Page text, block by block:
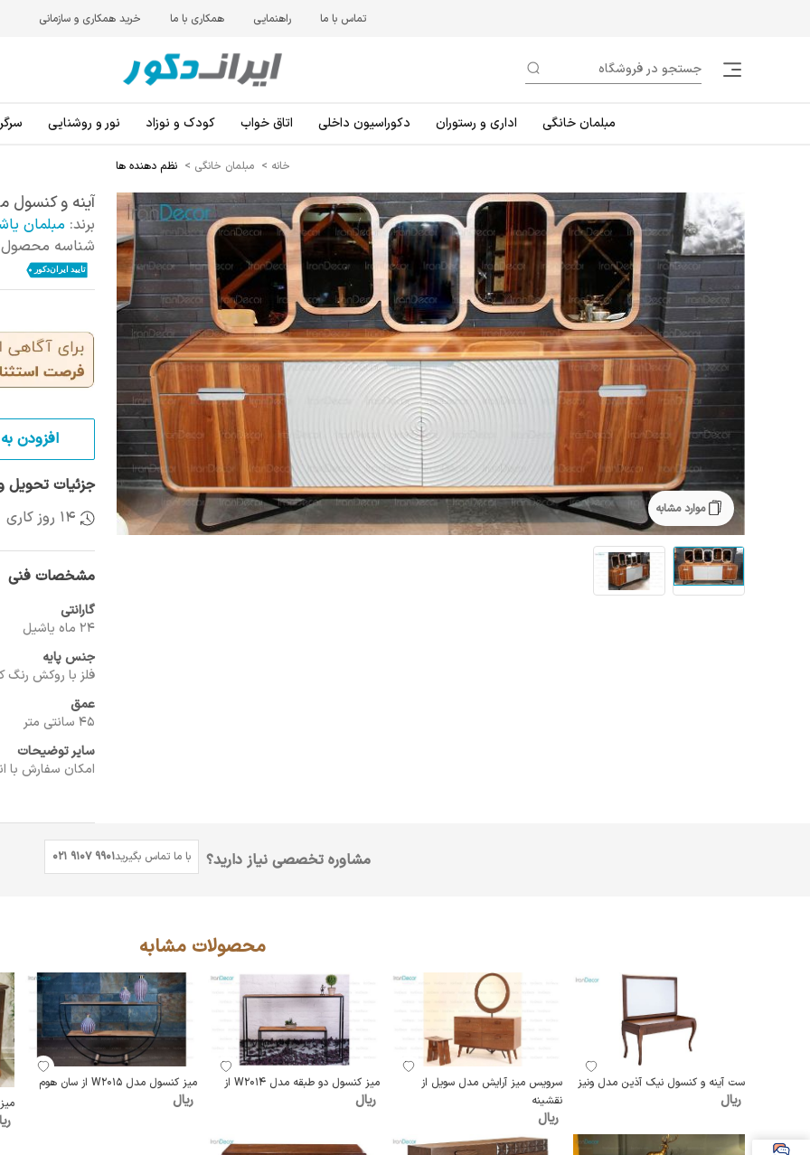
تماس با ما راهنمایی همکاری با ما خرید همکاری و سازمانی
مبلمان خانگی اداری و رستوران دکوراسیون داخلی اتاق خواب کودک و نوزاد نور و روشنایی
خانه > مبلمان خانگی > نظم دهنده ها
موارد مشابه
آینه و کنسول
برند: مبلمان
شناسه
افزودن
جزئیات تحویل
14 روز کاری
مشخصات فنی
گارانتی
24 ماه یاشیل
جنس پایه
فلز با روکش رنگ
عمق
45 سانتی متر
سایر توضیحات
امکان سفارش با
مشاوره تخصصی نیاز دارید؟ با ما تماس بگیرید021 9107 9901
محصولات مشابه
ست آینه و کنسول نیک آذین مدل ونیز
ریال
سرویس میز آرایش مدل سویل از
نقشینه
ریال
میز کنسول دو طبقه مدل W2014 از
ریال
میز کنسول مدل W2015 از سان هوم
ریال